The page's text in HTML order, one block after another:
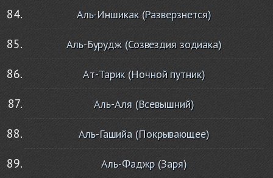
Аль-Иншикак (Разверзнется)
Аль-Бурудж (Созвездия зодиака)
Ат-Тарик (Ночной путник)
Аль-Аля (Всевышний)
Аль-Гашийа (Покрывающее)
Аль-Фаджр (Заря)